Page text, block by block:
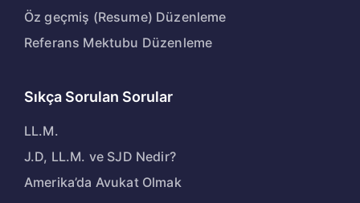
Öz geçmiş (Resume) Düzenleme
Referans Mektubu Düzenleme
Sıkça Sorulan Sorular
LL.M.
J.D, LL.M. ve SJD Nedir?
Amerika’da Avukat Olmak